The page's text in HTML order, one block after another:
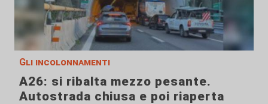
Gli incolonnamenti
A26: si ribalta mezzo pesante.
Autostrada chiusa e poi riaperta